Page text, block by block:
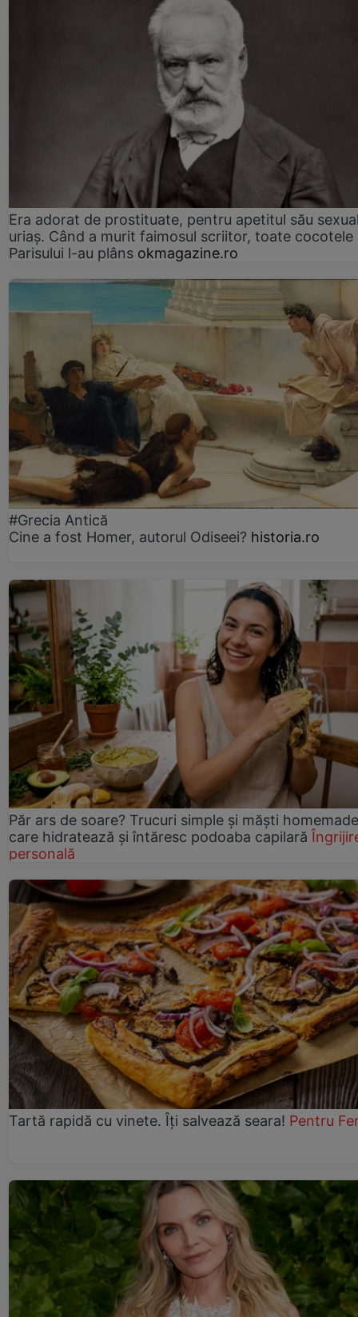
Era adorat de prostituate, pentru apetitul său
uriaș. Când a murit faimosul scriitor, toate cocotele
Parisului l-au plâns okmagazine.ro
#Grecia Antică
Cine a fost Homer, autorul Odiseei? historia.ro
Păr ars de soare? Trucuri simple și măști homemade
care hidratează și întăresc podoaba capilară
personală
Tartă rapidă cu vinete. Îți salvează seara! Pentru